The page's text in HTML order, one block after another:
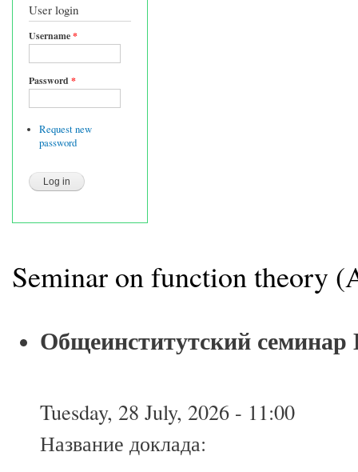
User login
Username*
Password*
Request new
password
Seminar on function theory
Общеинститутский
Tuesday, 28 July, 2026 - 11:00
Название доклада: